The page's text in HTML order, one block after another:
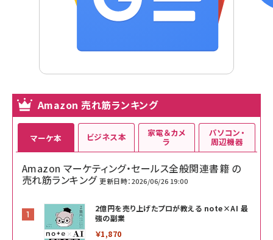
Amazon 売れ筋ランキング
マーケ本
Amazon マーケティング・セールス全般関連書籍 の
売れ筋ランキング 更新日時：2026/06/26 19:00
2億円を売り上げたプロが教える note×AI 最
強の副業
￥1,870
ビジネス本 家電＆カメ
ラ
パソコン・
周辺機器